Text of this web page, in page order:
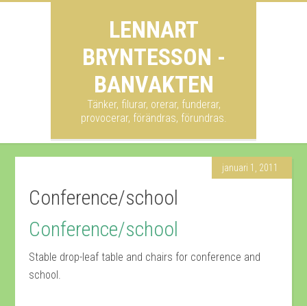
LENNART
BRYNTESSON -
BANVAKTEN
Tänker, filurar, orerar, funderar,
provocerar, förändras, förundras.
januari 1, 2011
Conference/school
Conference/school
Stable drop-leaf table and chairs for conference and
school.